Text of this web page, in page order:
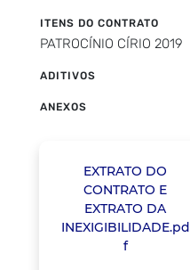
ITENS DO CONTRATO
PATROCÍNIO CÍRIO 2019
ADITIVOS
ANEXOS
EXTRATO DO
CONTRATO E
EXTRATO DA
INEXIGIBILIDADE.pd
f